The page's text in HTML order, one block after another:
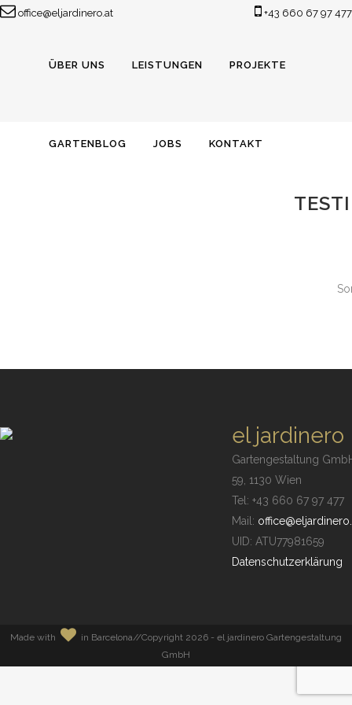
office@eljardinero.at +43 660 67 97 477
ÜBER UNS LEISTUNGEN PROJEKTE
GARTENBLOG JOBS KONTAKT
el jardinero
Gartengestaltung
59, 1130 Wien
Tel: +43 660 67 97 477
Mail:
UID: ATU77981659
Datenschutzerklärung
Made with in Barcelona//Copyright 2026 - el jardinero Gartengestaltung
GmbH